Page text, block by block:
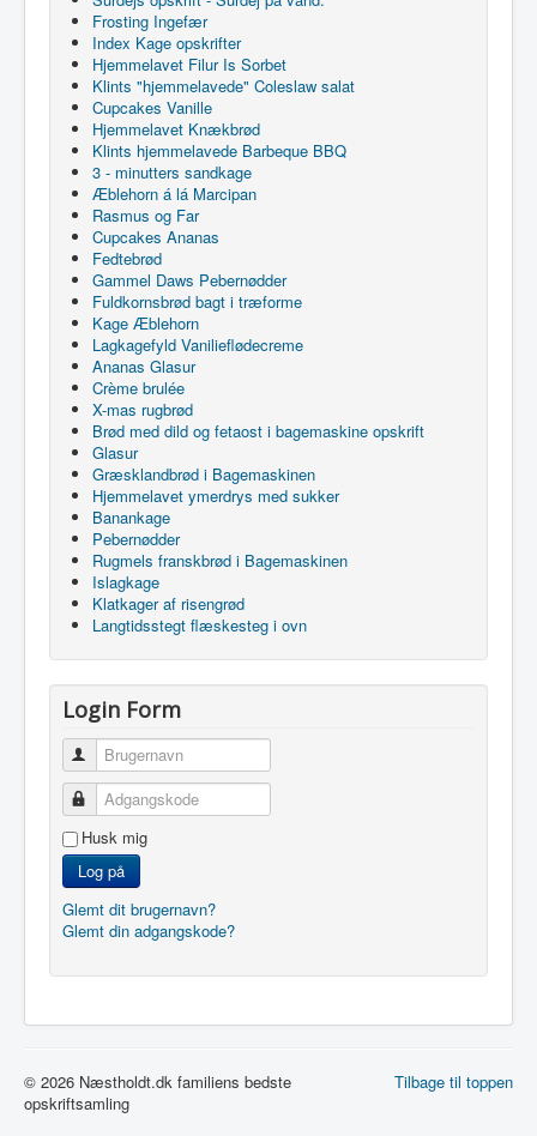
Frosting Ingefær
Index Kage opskrifter
Hjemmelavet Filur Is Sorbet
Klints "hjemmelavede" Coleslaw salat
Cupcakes Vanille
Hjemmelavet Knækbrød
Klints hjemmelavede Barbeque BBQ
3 - minutters sandkage
Æblehorn á lá Marcipan
Rasmus og Far
Cupcakes Ananas
Fedtebrød
Gammel Daws Pebernødder
Fuldkornsbrød bagt i træforme
Kage Æblehorn
Lagkagefyld Vanilieflødecreme
Ananas Glasur
Crème brulée
X-mas rugbrød
Brød med dild og fetaost i bagemaskine opskrift
Glasur
Græsklandbrød i Bagemaskinen
Hjemmelavet ymerdrys med sukker
Banankage
Pebernødder
Rugmels franskbrød i Bagemaskinen
Islagkage
Klatkager af risengrød
Langtidsstegt flæskesteg i ovn
Login Form
Brugernavn
Adgangskode
Husk mig
Log på
Glemt dit brugernavn?
Glemt din adgangskode?
Tilbage til toppen
© 2026 Næstholdt.dk familiens bedste
opskriftsamling